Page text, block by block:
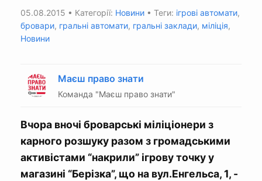
05.08.2015 • Категорії: Новини • Теги: ігрові автомати,
бровари, гральні автомати, гральні заклади, міліція,
Новини
Маєш право знати
Команда "Маєш право знати"
Вчора вночі броварські міліціонери з
карного розшуку разом з громадськими
активістами “накрили” ігрову точку у
магазині “Берізка”, що на вул.Енгельса, 1, -